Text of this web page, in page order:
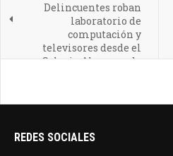
Delincuentes roban
laboratorio de
computación y
televisores desde el
Colegio Almenar de
REDES SOCIALES